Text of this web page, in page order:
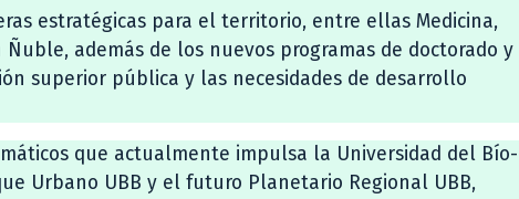
estratégicas para el territorio, entre ellas Medicina,
además de los nuevos programas de doctorado y
superior pública y las necesidades de desarrollo
que actualmente impulsa la Universidad del Bío-
Urbano UBB y el futuro Planetario Regional UBB,